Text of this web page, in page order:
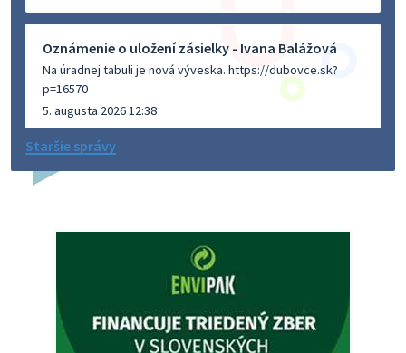
Oznámenie o uložení zásielky - Ivana Balážová
Na úradnej tabuli je nová výveska. https://dubovce.sk?
p=16570
5. augusta 2026 12:38
Dovolenka - MUDr. Marián Sivoň
budeZATVORENÁ z dôvodu čerpania dovolenky. Akútne
prípady bude riešiť MUDr.Fisch…
Zajtrajší zvoz odpadu
Staršie správy